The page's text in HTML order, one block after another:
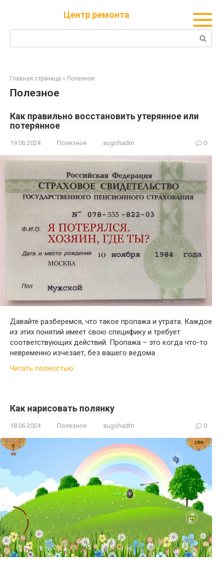
Центр ремонта
Поиск:
Главная страница » Полезное
Полезное
Как правильно восстановить утерянное или
потерянное
19.06.2024 Полезное augohadm 0
Давайте разберемся, что такое пропажа и утрата. Каждое
из этих понятий имеет свою специфику и требует
соответствующих действий. Пропажа – это когда что-то
невременно изчезает, без вашего ведома
Читать полностью
Как нарисовать полянку
18.06.2024 Полезное augohadm 0